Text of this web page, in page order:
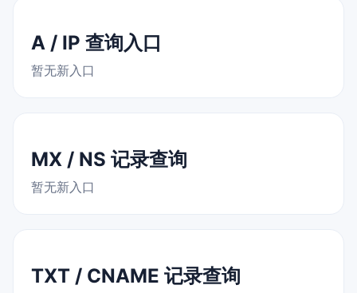
A / IP 查询入口
暂无新入口
MX / NS 记录查询
暂无新入口
TXT / CNAME 记录查询